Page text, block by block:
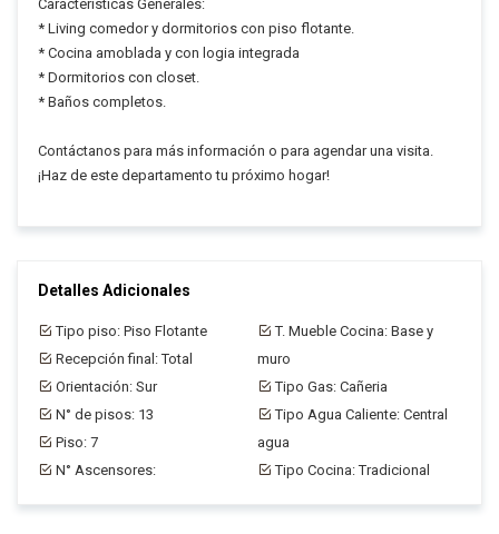
Características Generales:
* Living comedor y dormitorios con piso flotante.
* Cocina amoblada y con logia integrada
* Dormitorios con closet.
* Baños completos.
Contáctanos para más información o para agendar una visita.
¡Haz de este departamento tu próximo hogar!
Detalles Adicionales
Tipo piso: Piso Flotante
Recepción final: Total
Orientación: Sur
N° de pisos: 13
Piso: 7
N° Ascensores:
T. Mueble Cocina: Base y
muro
Tipo Gas: Cañeria
Tipo Agua Caliente: Central
agua
Tipo Cocina: Tradicional